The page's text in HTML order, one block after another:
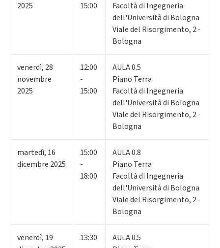
2025
15:00
Facoltà di Ingegneria
dell'Università di Bologna
Viale del Risorgimento, 2 -
Bologna
venerdì, 28
novembre
2025
12:00
-
15:00
AULA 0.5
Piano Terra
Facoltà di Ingegneria
dell'Università di Bologna
Viale del Risorgimento, 2 -
Bologna
martedì, 16
dicembre 2025
15:00
-
18:00
AULA 0.8
Piano Terra
Facoltà di Ingegneria
dell'Università di Bologna
Viale del Risorgimento, 2 -
Bologna
venerdì, 19
13:30
AULA 0.5